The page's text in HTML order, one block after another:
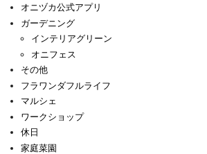
オニヅカ公式アプリ
ガーデニング
インテリアグリーン
オニフェス
その他
フラワンダフルライフ
マルシェ
ワークショップ
休日
家庭菜園